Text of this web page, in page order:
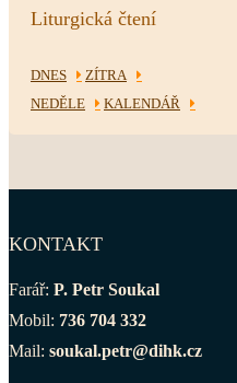
Liturgická čtení
DNES
ZÍTRA
NEDĚLE
KALENDÁŘ
KONTAKT
Farář: P. Petr Soukal
Mobil: 736 704 332
Mail: soukal.petr@dihk.cz